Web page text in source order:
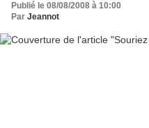
Publié le 08/08/2008 à 10:00
Par Jeannot